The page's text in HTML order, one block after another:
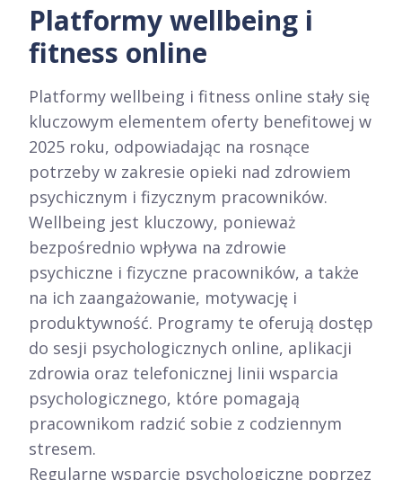
Platformy wellbeing i
fitness online
Platformy wellbeing i fitness online stały się
kluczowym elementem oferty benefitowej w
2025 roku, odpowiadając na rosnące
potrzeby w zakresie opieki nad zdrowiem
psychicznym i fizycznym pracowników.
Wellbeing jest kluczowy, ponieważ
bezpośrednio wpływa na zdrowie
psychiczne i fizyczne pracowników, a także
na ich zaangażowanie, motywację i
produktywność. Programy te oferują dostęp
do sesji psychologicznych online, aplikacji
zdrowia oraz telefonicznej linii wsparcia
psychologicznego, które pomagają
pracownikom radzić sobie z codziennym
stresem.​
Regularne wsparcie psychologiczne poprzez